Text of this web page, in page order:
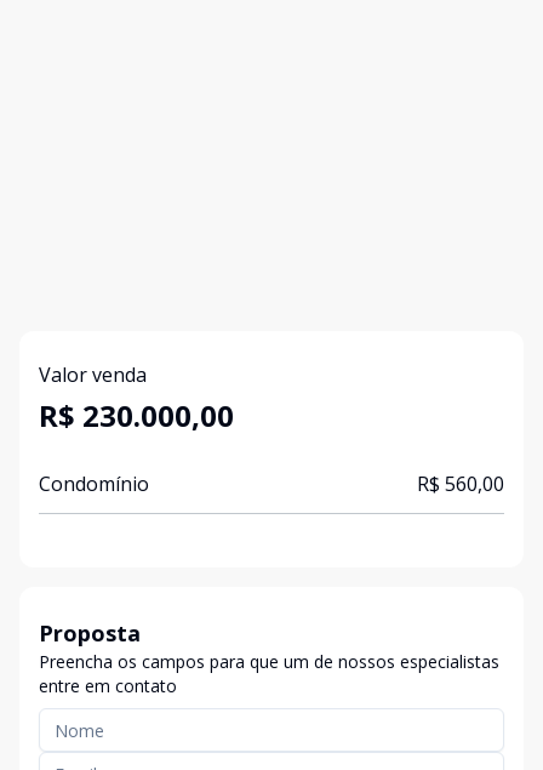
Valor venda
R$ 230.000,00
Condomínio R$ 560,00
Proposta
Preencha os campos para que um de nossos especialistas
entre em contato